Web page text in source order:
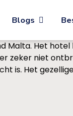
Blogs
Malta. Het
zeker niet
is. Het